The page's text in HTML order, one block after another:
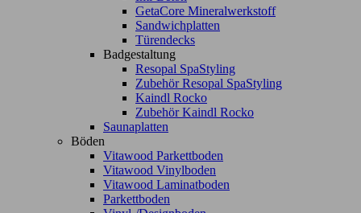
GetaCore Mineralwerkstoff
Sandwichplatten
Türendecks
Badgestaltung
Resopal SpaStyling
Zubehör Resopal SpaStyling
Kaindl Rocko
Zubehör Kaindl Rocko
Saunaplatten
Böden
Vitawood Parkettboden
Vitawood Vinylboden
Vitawood Laminatboden
Parkettboden